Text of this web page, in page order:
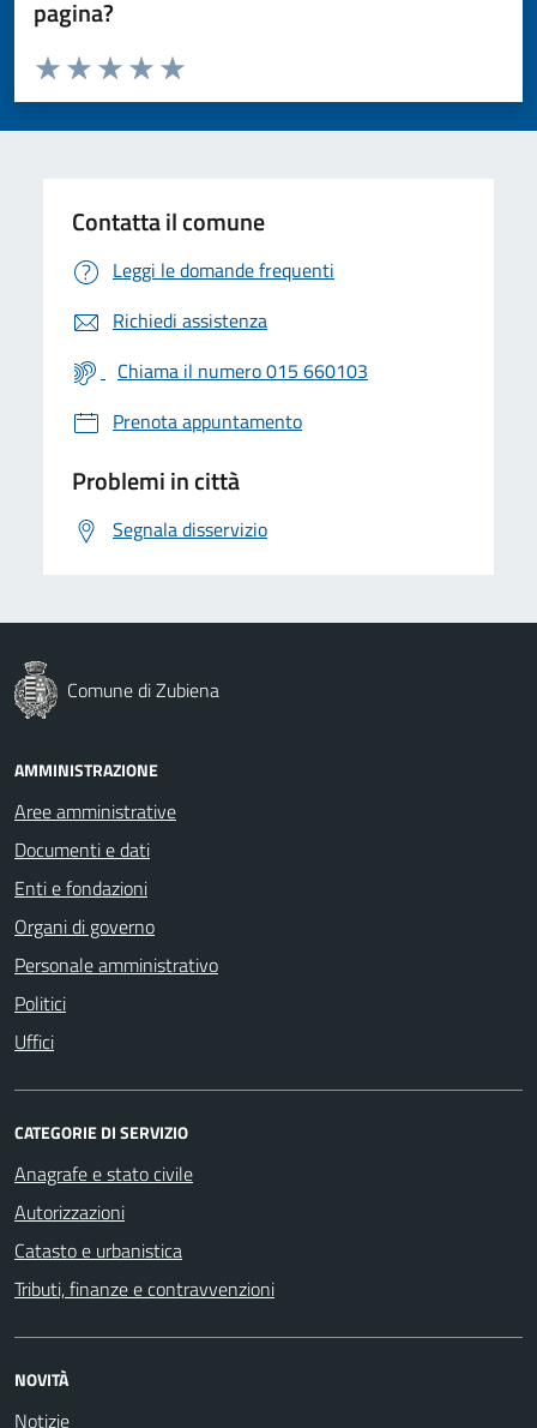
pagina?
Valuta da 1 a 5 stelle la pagina
Valuta 5 stelle su 5
Valuta 4 stelle su 5
Valuta 3 stelle su 5
Valuta 2 stelle su 5
Valuta 1 stelle su 5
Contatta il comune
Leggi le domande frequenti
Richiedi assistenza
Chiama il numero 015 660103
Prenota appuntamento
Problemi in città
Segnala disservizio
Comune di Zubiena
AMMINISTRAZIONE
Aree amministrative
Documenti e dati
Enti e fondazioni
Organi di governo
Personale amministrativo
Politici
Uffici
CATEGORIE DI SERVIZIO
Anagrafe e stato civile
Autorizzazioni
Catasto e urbanistica
Tributi, finanze e contravvenzioni
NOVITÀ
Notizie